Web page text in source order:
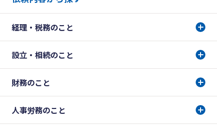
経理・税務のこと
設立・相続のこと
財務のこと
人事労務のこと